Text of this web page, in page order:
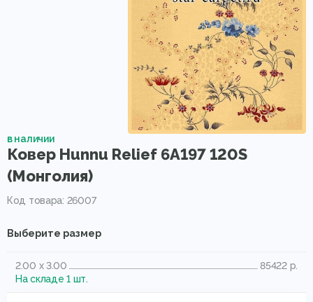
в наличии
Ковер Hunnu Relief 6A197 120S
(Монголия)
Код товара: 26007
Выберите размер
2.00 x 3.00
85422 р.
На складе 1 шт.